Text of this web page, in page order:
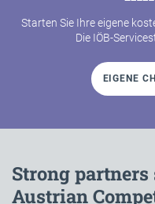
Starten Sie Ihre eigene
Die IÖB-
EIGENE
Strong
Austrian